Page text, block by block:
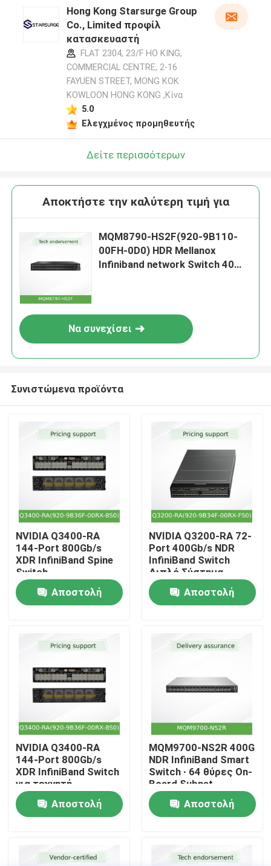
Αρχική
Προϊόντα
Βίντεο
Ξενάγηση στο Εργοστάσιο
Έλεγχος Ποιότητας
Επικοινωνήστε μαζί μας
Ειδήσεις
Υποθέσεις
Ζητήστε μια προσφορά
Hong Kong Starsurge Group
Co., Limited προφίλ
κατασκευαστή
FLAT 2304, 23/F HO KING,
COMMERCIAL CENTRE, 2-16
FAYUEN STREET, MONG KOK
KOWLOON HONG KONG ,Κίνα
5.0
Ελεγχμένος προμηθευτής
Δείτε περισσότερων
Αποκτήστε την καλύτερη τιμή για
MQM8790-HS2F(920-9B110-
00FH-0D0) HDR Mellanox
Infiniband network Switch 40
Να συνεχίσει
Συνιστώμενα προϊόντα
NVIDIA Q3400-RA
144-Port 800Gb/s
XDR InfiniBand Spine
Switch
Αποστολή
NVIDIA Q3200-RA 72-
Port 400Gb/s NDR
InfiniBand Switch
Διπλό Σύστημα
Αποστολή
NVIDIA Q3400-RA
144-Port 800Gb/s
XDR InfiniBand Switch
για τεχνητή
νοημοσύνη
Αποστολή
MQM9700-NS2R 400G
NDR InfiniBand Smart
Switch ∙ 64 θύρες On-
Board Subnet
Manager C2P Airflow
Αποστολή